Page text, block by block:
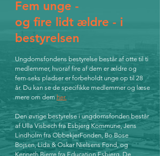
Fem unge -
og fire lidt ældre - i
bestyrelsen
Ungdomsfondens bestyrelse består af otte til ti
medlemmer, hvoraf fire af dem er ældre og
fem-seks pladser er forbeholdt unge op til 28
år. Du kan se de specifikke medlemmer og læse
mere om dem her.
Den øvrige bestyrelse i ungdomsfonden består
af Ulla Visbech fra Esbjerg Kommune, Jens
Lindholm fra ObbekjerFonden, Bo Bose
Bojsen, Lida & Oskar Nielsens Fond, og
Kenneth Bjerre fra Education Esbjerg. De